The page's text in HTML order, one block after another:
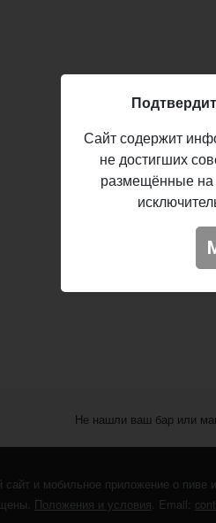
Не нашли ваш бар или
и мобильное приложение о пиве
Положения и условия. Email:
Сайт содержит
не достигших
размещённые на